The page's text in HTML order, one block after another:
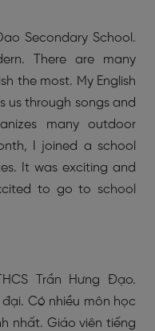
Secondary School.
There are many
the most. My English
us through songs and
many outdoor
I joined a school
It was exciting and
to go to school
Trần Hưng Đạo.
đại. Có nhiều môn học
nhất. Giáo viên tiếng